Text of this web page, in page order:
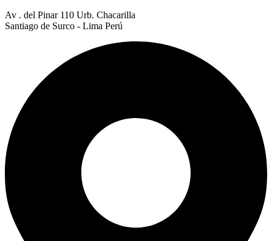
Av . del Pinar 110 Urb. Chacarilla
Santiago de Surco - Lima Perú